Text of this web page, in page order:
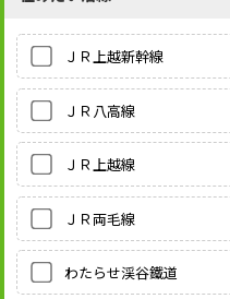
ＪＲ上越新幹線
ＪＲ八高線
ＪＲ上越線
ＪＲ両毛線
わたらせ渓谷鐵道